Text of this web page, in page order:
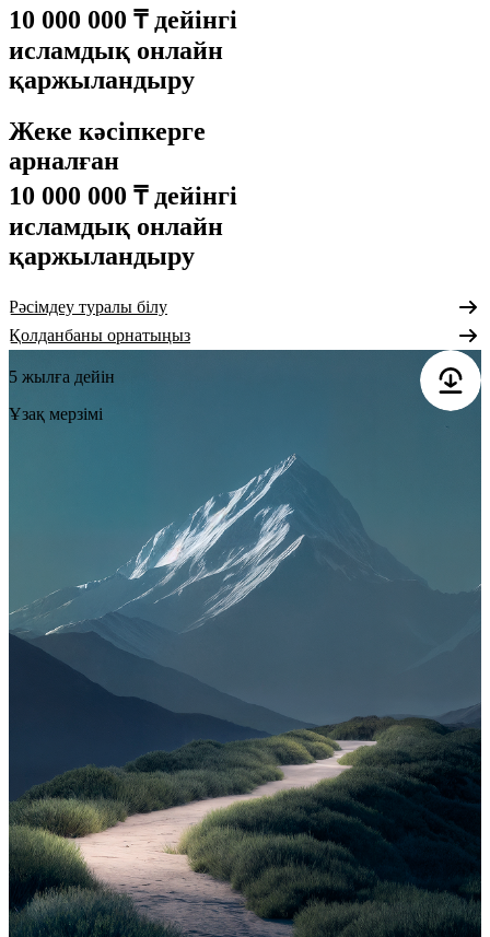
10 000 000 ₸ дейінгі
исламдық онлайн
қаржыландыру
Жеке кәсіпкерге
арналған
10 000 000 ₸ дейінгі
исламдық онлайн
қаржыландыру
Рәсімдеу туралы білу
Қолданбаны орнатыңыз
5 жылға дейін
Ұзақ мерзімі